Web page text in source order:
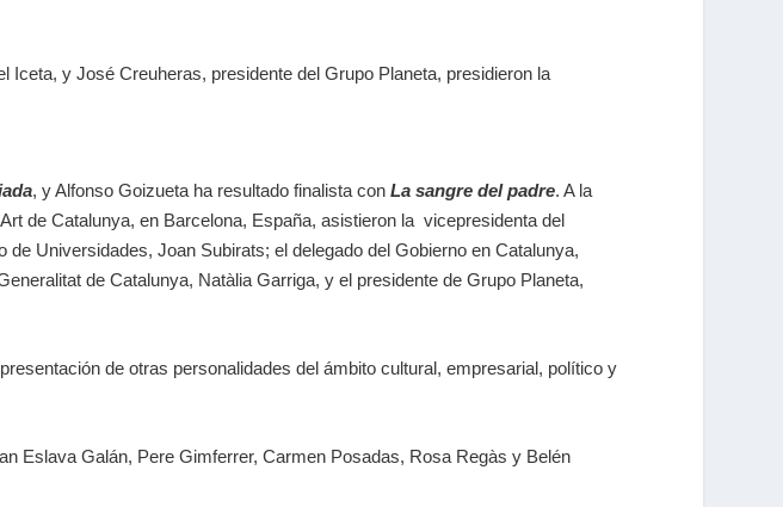
y José Creuheras, presidente del Grupo Planeta, presidieron la
, y Alfonso Goizueta ha resultado finalista con La sangre del padre. A la
de Catalunya, en Barcelona, España, asistieron la vicepresidenta del
Universidades, Joan Subirats; el delegado del Gobierno en Catalunya,
de Catalunya, Natàlia Garriga, y el presidente de Grupo Planeta,
de otras personalidades del ámbito cultural, empresarial, político y
Eslava Galán, Pere Gimferrer, Carmen Posadas, Rosa Regàs y Belén